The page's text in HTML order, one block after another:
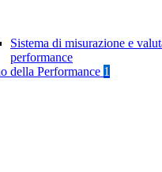
Sistema di misurazione e
performance
della Performance 1